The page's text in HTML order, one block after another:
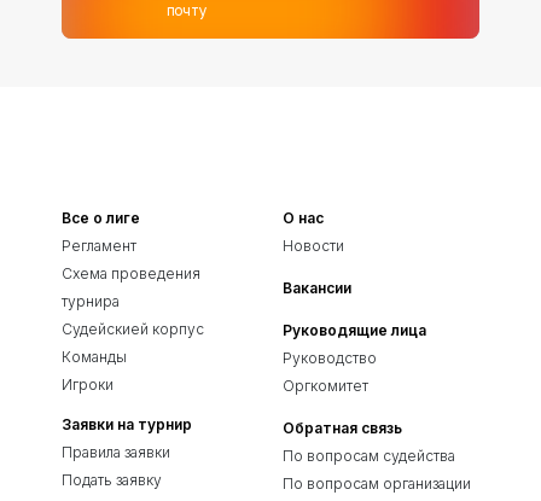
почту
Все о лиге
Регламент
Схема проведения
турнира
Судейскией корпус
Команды
Игроки
Заявки на турнир
Правила заявки
Подать заявку
О нас
Новости
Вакансии
Руководящие лица
Руководство
Оргкомитет
Обратная связь
По вопросам судейства
По вопросам организации